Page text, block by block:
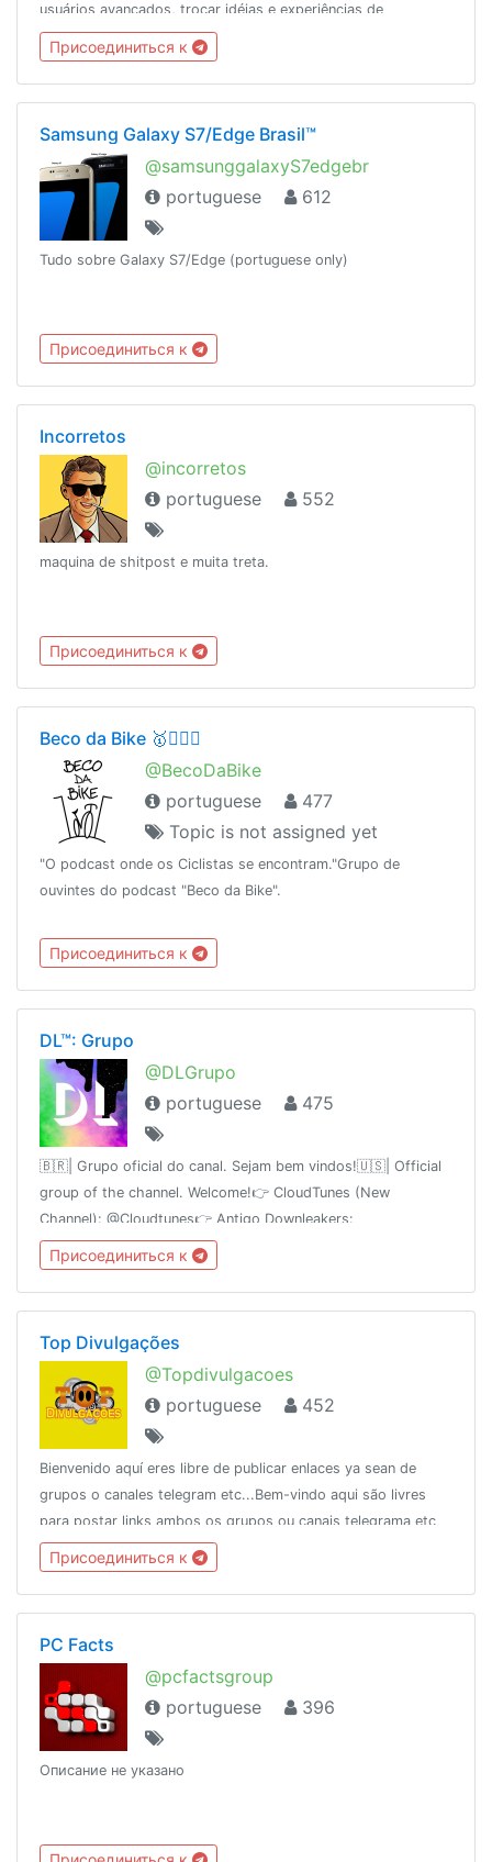
usuários avançados, trocar idéias e experiências de
tecnologia, agregando usuários pela interação.REGRAS👉
https://t.me/GrupoTelegramBR/434
Присоединиться к
Samsung Galaxy S7/Edge Brasil™
@samsunggalaxyS7edgebr
portuguese
612
Tudo sobre Galaxy S7/Edge (portuguese only)
Присоединиться к
Incorretos
@incorretos
portuguese
552
maquina de shitpost e muita treta.
Присоединиться к
Beco da Bike 🥇🚴🏻‍♀️
@BecoDaBike
portuguese
477
Topic is not assigned yet
"O podcast onde os Ciclistas se encontram."Grupo de
ouvintes do podcast "Beco da Bike".
Присоединиться к
DL™: Grupo
@DLGrupo
portuguese
475
🇧🇷| Grupo oficial do canal. Sejam bem vindos!🇺🇸| Official
group of the channel. Welcome!👉 CloudTunes (New
Channel): @Cloudtunes👉 Antigo Downleakers:
@Downleakers
Присоединиться к
Top Divulgações
@Topdivulgacoes
portuguese
452
Bienvenido aquí eres libre de publicar enlaces ya sean de
grupos o canales telegram etc...Bem-vindo aqui são livres
para postar links ambos os grupos ou canais telegrama etc
... 👇Parceiros👇 @Cineplay
Присоединиться к
PC Facts
@pcfactsgroup
portuguese
396
Описание не указано